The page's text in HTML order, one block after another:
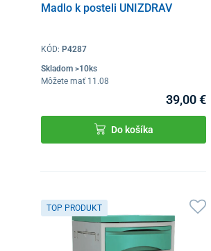
Madlo k posteli UNIZDRAV
KÓD: P4287
Skladom >10ks
Môžete mať 11.08
39,00 €
Do košíka
TOP PRODUKT